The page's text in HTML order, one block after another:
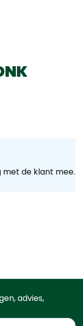
de klant mee.
advies,